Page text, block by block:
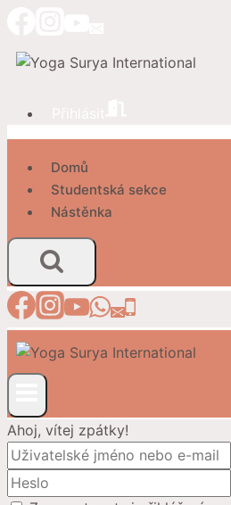
obsah
Domů
Studentská sekce
Nástěnka
Ahoj, vítej zpátky!